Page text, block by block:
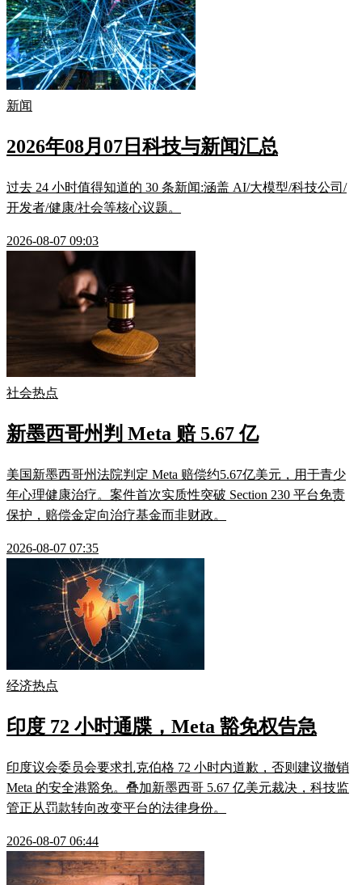
新闻
2026年08月07日科技与新闻汇总
过去 24 小时值得知道的 30 条新闻:涵盖 AI/大模型/科技公司/
开发者/健康/社会等核心议题。
2026-08-07 09:03
社会热点
新墨西哥州判 Meta 赔 5.67 亿
美国新墨西哥州法院判定 Meta 赔偿约5.67亿美元，用于青少
年心理健康治疗。案件首次实质性突破 Section 230 平台免责
保护，赔偿金定向治疗基金而非财政。
2026-08-07 07:35
经济热点
印度 72 小时通牒，Meta 豁免权告急
印度议会委员会要求扎克伯格 72 小时内道歉，否则建议撤销
Meta 的安全港豁免。叠加新墨西哥 5.67 亿美元裁决，科技监
管正从罚款转向改变平台的法律身份。
2026-08-07 06:44